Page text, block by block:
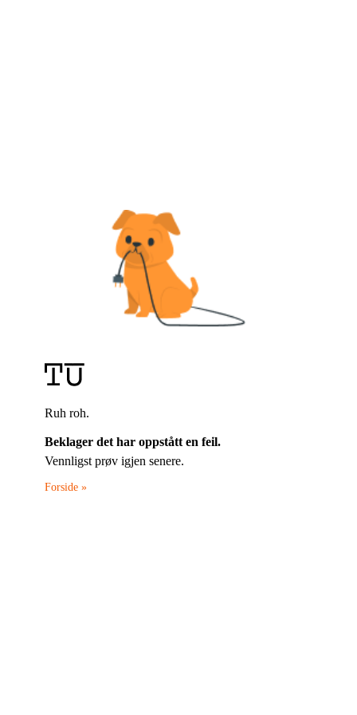
Ruh roh.
Beklager det har oppstått en feil.
Vennligst prøv igjen senere.
Forside »